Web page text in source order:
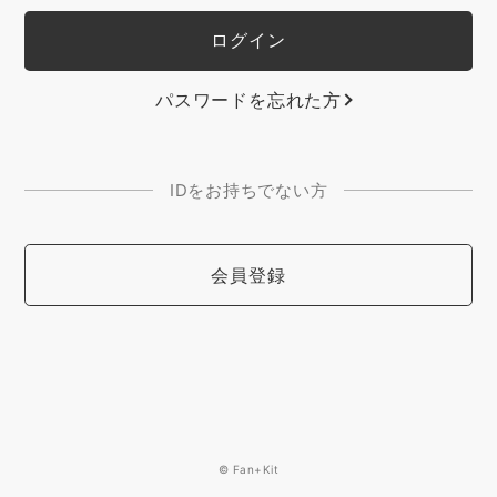
パスワードを忘れた方
IDをお持ちでない方
会員登録
© Fan+Kit